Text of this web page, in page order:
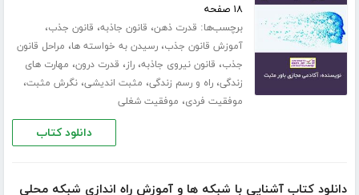
۱۸ صفحه
برچسب‌ها: قدرت ذهن، قانون جاذبه، قانون جذب،
آموزش قانون جذب،رسیدن به خواسته ها، مراحل قانون
جذب، قانون نیروی جاذبه،راز، قدرت درون، مهارت های
زندگی،راه و رسم زندگی، مثبت اندیشی،نگرش مثبت،
موفقیت فردی، موفقیت شغلی
دانلود کتاب
دانلود کتاب آشنایی با شبکه ها و آموزش راه اندازی شبکه محلی